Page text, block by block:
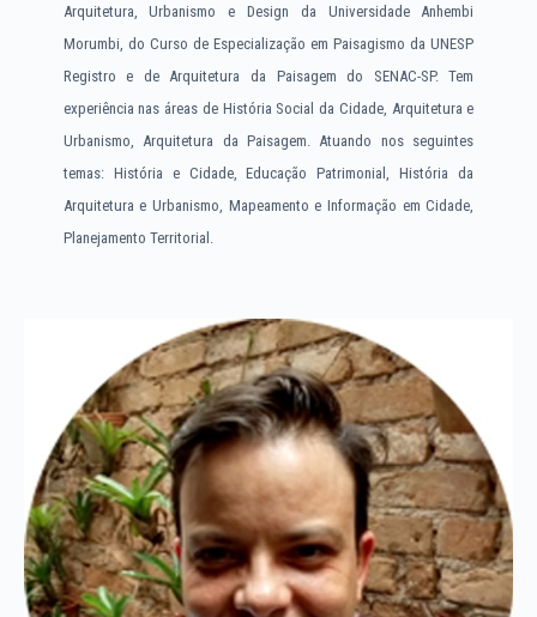
Arquitetura, Urbanismo e Design da Universidade Anhembi
Morumbi, do Curso de Especialização em Paisagismo da UNESP
Registro e de Arquitetura da Paisagem do SENAC-SP. Tem
experiência nas áreas de História Social da Cidade, Arquitetura e
Urbanismo, Arquitetura da Paisagem. Atuando nos seguintes
temas: História e Cidade, Educação Patrimonial, História da
Arquitetura e Urbanismo, Mapeamento e Informação em Cidade,
Planejamento Territorial.